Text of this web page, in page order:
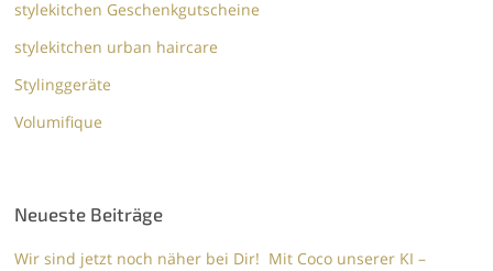
stylekitchen Geschenkgutscheine
stylekitchen urban haircare
Stylinggeräte
Volumifique
Neueste Beiträge
Wir sind jetzt noch näher bei Dir! Mit Coco unserer KI –